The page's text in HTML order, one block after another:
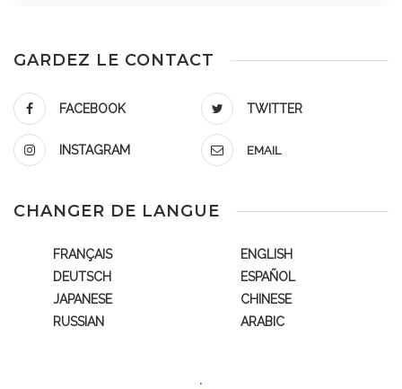
GARDEZ LE CONTACT
FACEBOOK TWITTER
INSTAGRAM EMAIL
CHANGER DE LANGUE
FRANÇAIS
ENGLISH
DEUTSCH
ESPAÑOL
JAPANESE
CHINESE
RUSSIAN
ARABIC
.